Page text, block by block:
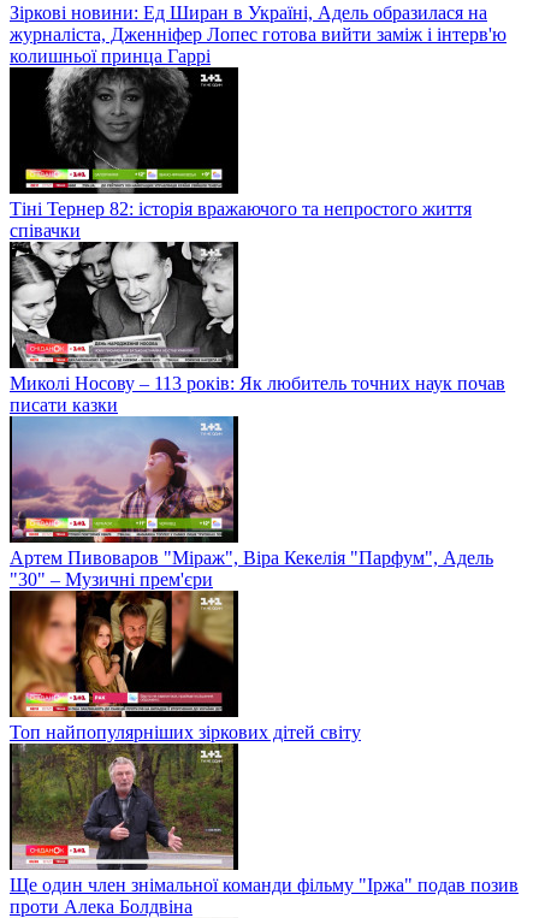
Зіркові новини: Ед Ширан в Україні, Адель образилася на
журналіста, Дженніфер Лопес готова вийти заміж і інтерв'ю
колишньої принца Гаррі
Тіні Тернер 82: історія вражаючого та непростого життя
співачки
Миколі Носову – 113 років: Як любитель точних наук почав
писати казки
Артем Пивоваров "Міраж", Віра Кекелія "Парфум", Адель
"30" – Музичні прем'єри
Топ найпопулярніших зіркових дітей світу
Ще один член знімальної команди фільму "Іржа" подав позив
проти Алека Болдвіна